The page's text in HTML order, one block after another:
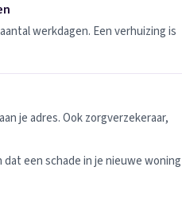
werkdagen. Een verhuizing is
je adres. Ook zorgverzekeraar,
een schade in je nieuwe woning